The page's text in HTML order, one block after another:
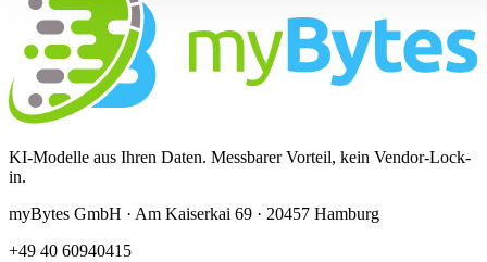
KI-Modelle aus Ihren Daten. Messbarer Vorteil, kein Vendor-Lock-
in.
myBytes GmbH · Am Kaiserkai 69 · 20457 Hamburg
+49 40 60940415